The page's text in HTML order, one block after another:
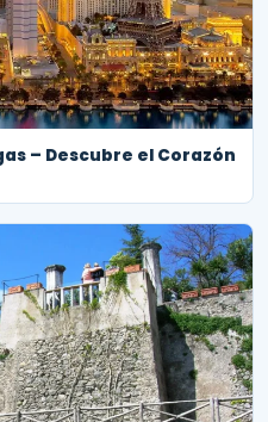
– Descubre el Corazón